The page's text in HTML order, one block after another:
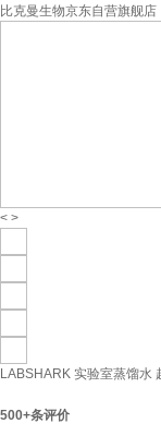
比克曼生物京东自营旗舰店
< >
LABSHARK 实验室蒸馏水
500+条评价